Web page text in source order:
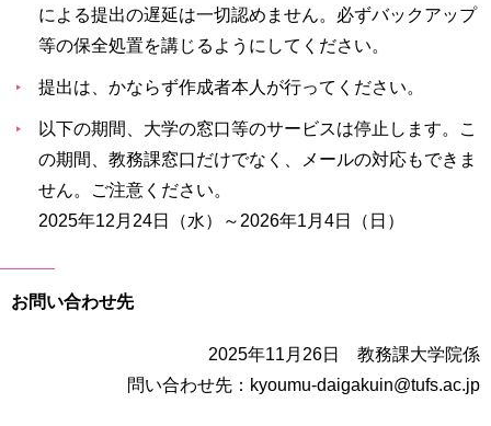
による提出の遅延は一切認めません。必ずバックアップ
等の保全処置を講じるようにしてください。
提出は、かならず作成者本人が行ってください。
以下の期間、大学の窓口等のサービスは停止します。こ
の期間、教務課窓口だけでなく、メールの対応もできま
せん。ご注意ください。
2025年12月24日（水）～2026年1月4日（日）
お問い合わせ先
2025年11月26日 教務課大学院係
問い合わせ先：kyoumu-daigakuin@tufs.ac.jp